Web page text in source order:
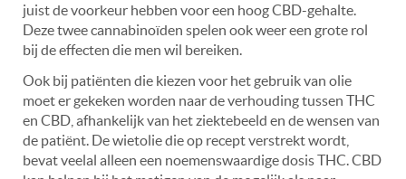
juist de voorkeur hebben voor een hoog CBD-gehalte.
Deze twee cannabinoïden spelen ook weer een grote rol
bij de effecten die men wil bereiken.
Ook bij patiënten die kiezen voor het gebruik van olie
moet er gekeken worden naar de verhouding tussen THC
en CBD, afhankelijk van het ziektebeeld en de wensen van
de patiënt. De wietolie die op recept verstrekt wordt,
bevat veelal alleen een noemenswaardige dosis THC. CBD